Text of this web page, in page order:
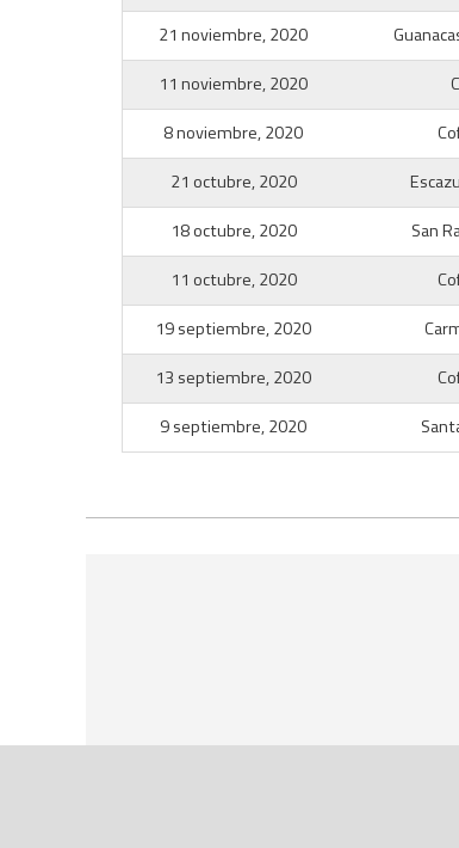
21 noviembre, 2020
11 noviembre, 2020
8 noviembre, 2020
21 octubre, 2020
18 octubre, 2020
San
11 octubre, 2020
19 septiembre, 2020
13 septiembre, 2020
9 septiembre, 2020